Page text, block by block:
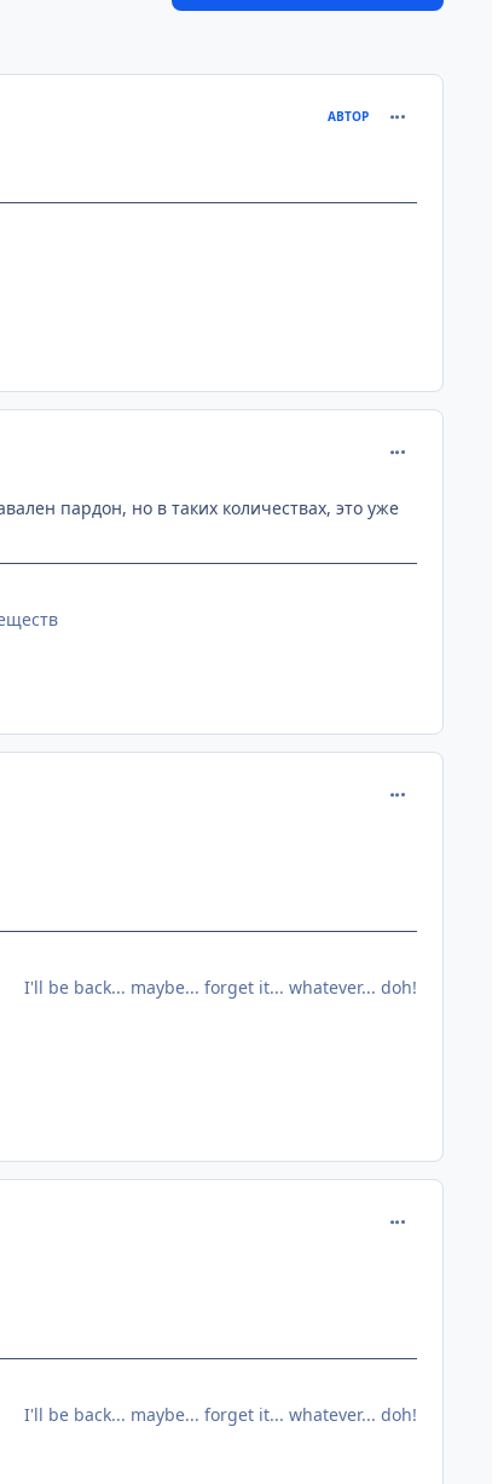
АВТОР
пардон, но в таких количествах, это уже
I'll be back... maybe... forget it... whatever... doh!
I'll be back... maybe... forget it... whatever... doh!